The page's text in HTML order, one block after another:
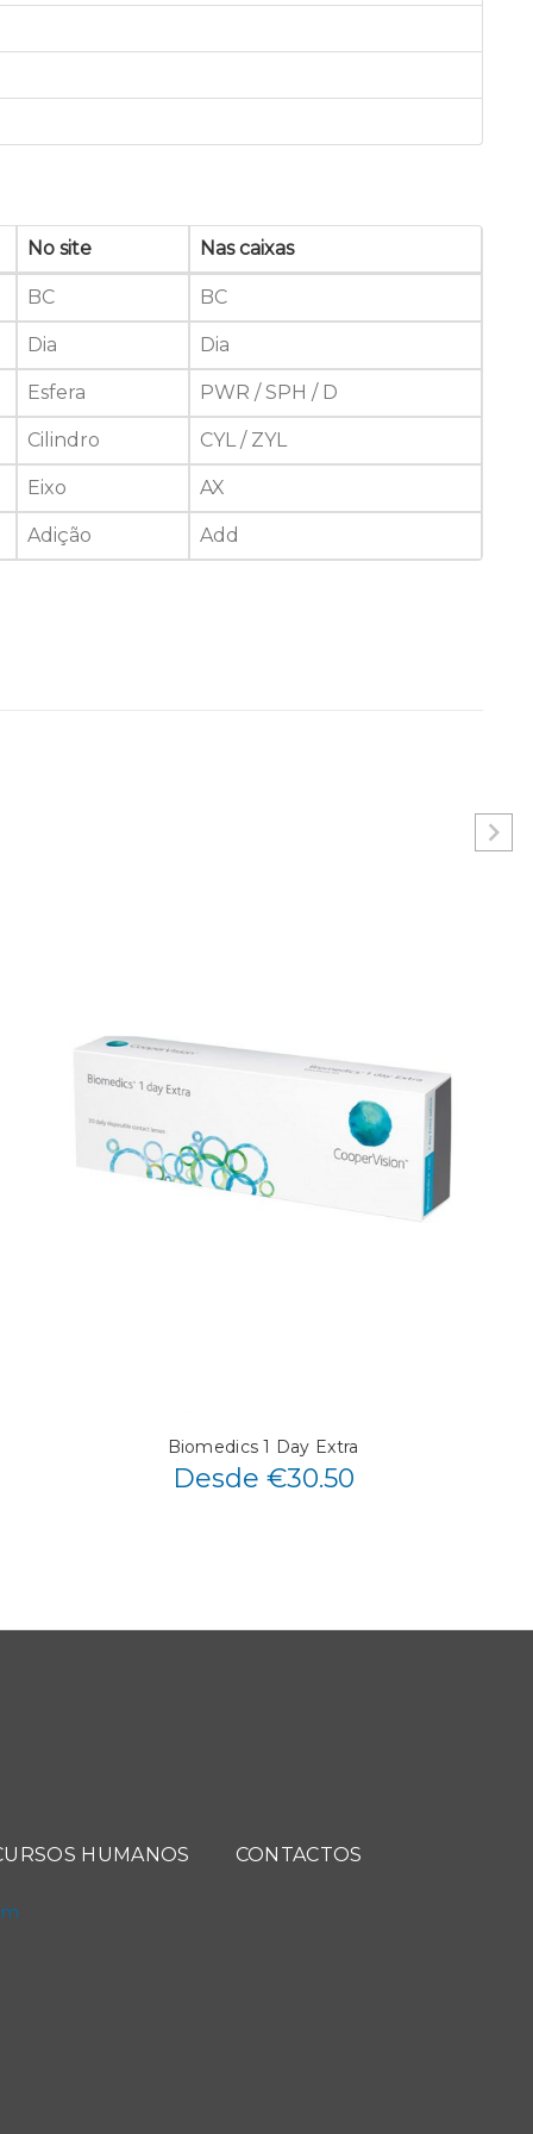
No site Nas caixas
BC BC
Dia Dia
Esfera PWR / SPH / D
Cilindro CYL / ZYL
Eixo AX
Adição Add
Biomedics 1 Day Extra
Desde €30.50
HUMANOS CONTACTOS